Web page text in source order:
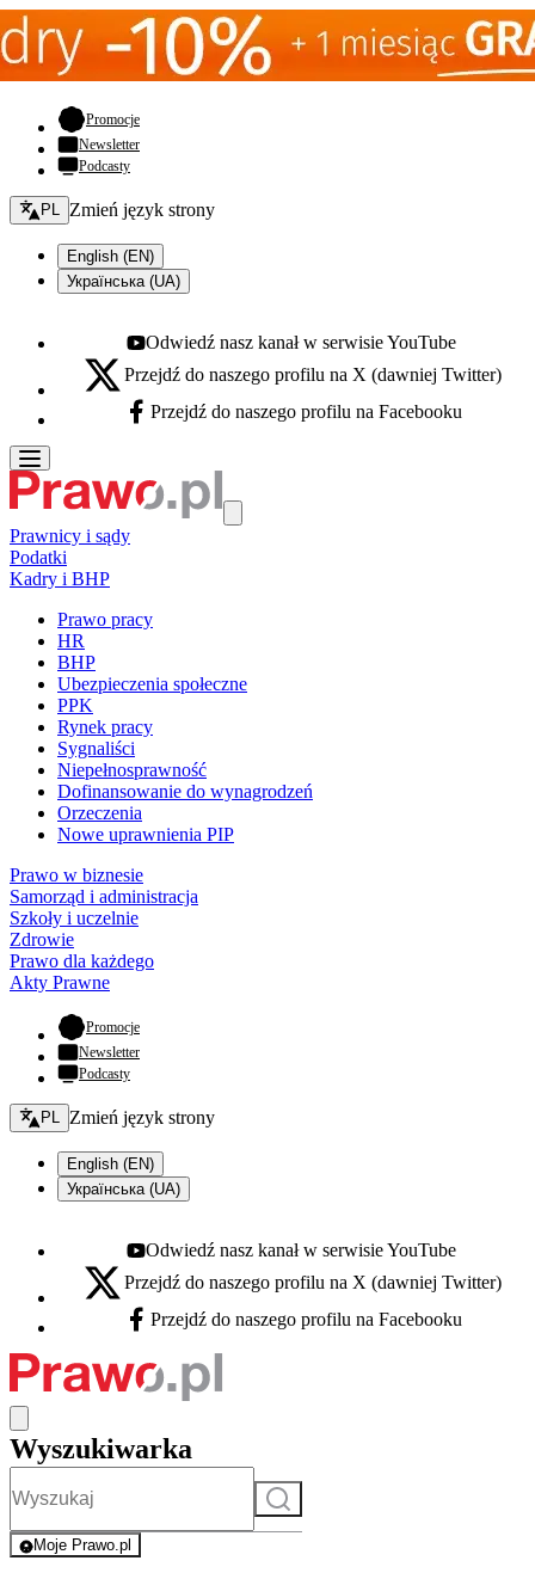
Promocje- otwiera się w nowej karcie
Newsletter
Podcasty
Zmień język - bieżący:
PL Zmień język strony
English (EN)
Українська (UA)
Youtube - otwiera się w nowej karcie
Odwiedź nasz kanał w serwisie YouTube
X - otwiera się w nowej karcie
Przejdź do naszego profilu na X (dawniej Twitter)
Facebook - otwiera się w nowej karcie
Przejdź do naszego profilu na Facebooku
Prawnicy i sądy
Podatki
Kadry i BHP
Prawo pracy
HR
BHP
Ubezpieczenia społeczne
PPK
Rynek pracy
Sygnaliści
Niepełnosprawność
Dofinansowanie do wynagrodzeń
Orzeczenia
Nowe uprawnienia PIP
Prawo w biznesie
Samorząd i administracja
Szkoły i uczelnie
Zdrowie
Prawo dla każdego
Akty Prawne
Promocje- otwiera się w nowej karcie
Newsletter
Podcasty
Zmień język - bieżący:
PL Zmień język strony
English (EN)
Українська (UA)
Youtube - otwiera się w nowej karcie
Odwiedź nasz kanał w serwisie YouTube
X - otwiera się w nowej karcie
Przejdź do naszego profilu na X (dawniej Twitter)
Facebook - otwiera się w nowej karcie
Przejdź do naszego profilu na Facebooku
Wyszukiwarka
Szukaj
Moje Prawo.pl
- rejestracja i logowanie do serwisu